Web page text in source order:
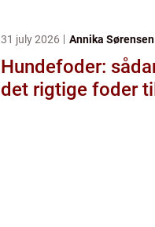
31 july 2026 Annika Sørensen
Hundefoder:
det rigtige foder